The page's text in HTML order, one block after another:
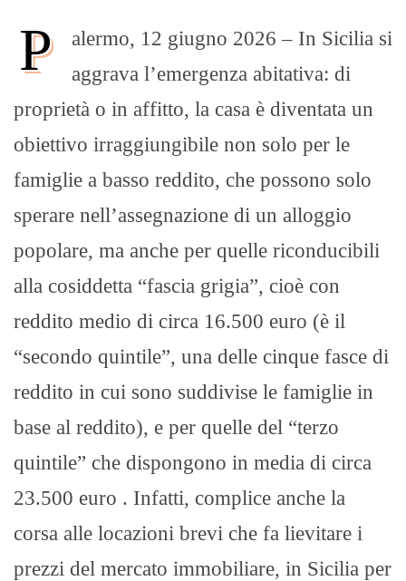
P
alermo, 12 giugno 2026 – In Sicilia si
aggrava l’emergenza abitativa: di
proprietà o in affitto, la casa è diventata un
obiettivo irraggiungibile non solo per le
famiglie a basso reddito, che possono solo
sperare nell’assegnazione di un alloggio
popolare, ma anche per quelle riconducibili
alla cosiddetta “fascia grigia”, cioè con
reddito medio di circa 16.500 euro (è il
“secondo quintile”, una delle cinque fasce di
reddito in cui sono suddivise le famiglie in
base al reddito), e per quelle del “terzo
quintile” che dispongono in media di circa
23.500 euro . Infatti, complice anche la
corsa alle locazioni brevi che fa lievitare i
prezzi del mercato immobiliare, in Sicilia per